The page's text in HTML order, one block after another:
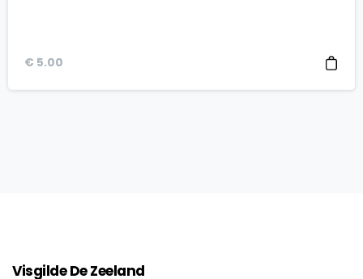
€ 5.00
Visgilde DeZeeland